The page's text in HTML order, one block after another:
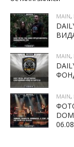
MAIN,
MAIN,
MAIN,